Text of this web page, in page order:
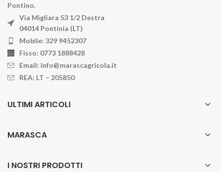
Pontino.
Via Migliara 53 1/2 Destra
04014 Pontinia (LT)
Mobile: 329 9452307
Fisso: 0773 1888428
Email: info@marascagricola.it
REA: LT – 205850
ULTIMI ARTICOLI
MARASCA
I NOSTRI PRODOTTI